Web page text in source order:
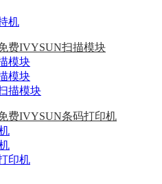
机
费IVYSUN扫描模块
模块
模块
描模块
费IVYSUN条码打印机
印机